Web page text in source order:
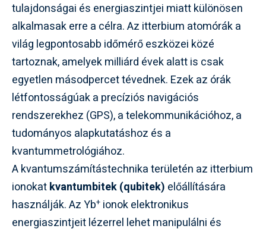
tulajdonságai és energiaszintjei miatt különösen
alkalmasak erre a célra. Az itterbium atomórák a
világ legpontosabb időmérő eszközei közé
tartoznak, amelyek milliárd évek alatt is csak
egyetlen másodpercet tévednek. Ezek az órák
létfontosságúak a precíziós navigációs
rendszerekhez (GPS), a telekommunikációhoz, a
tudományos alapkutatáshoz és a
kvantummetrológiához.
A kvantumszámítástechnika területén az itterbium
ionokatkvantumbitek (qubitek) előállítására
használják. Az Yb+ ionok elektronikus
energiaszintjeit lézerrel lehet manipulálni és